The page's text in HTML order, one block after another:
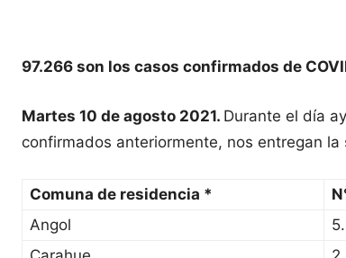
97.266 son los casos confirmados de
Martes 10 de agosto 2021. Durante el día
confirmados anteriormente, nos entregan
Comuna de residencia *
Angol